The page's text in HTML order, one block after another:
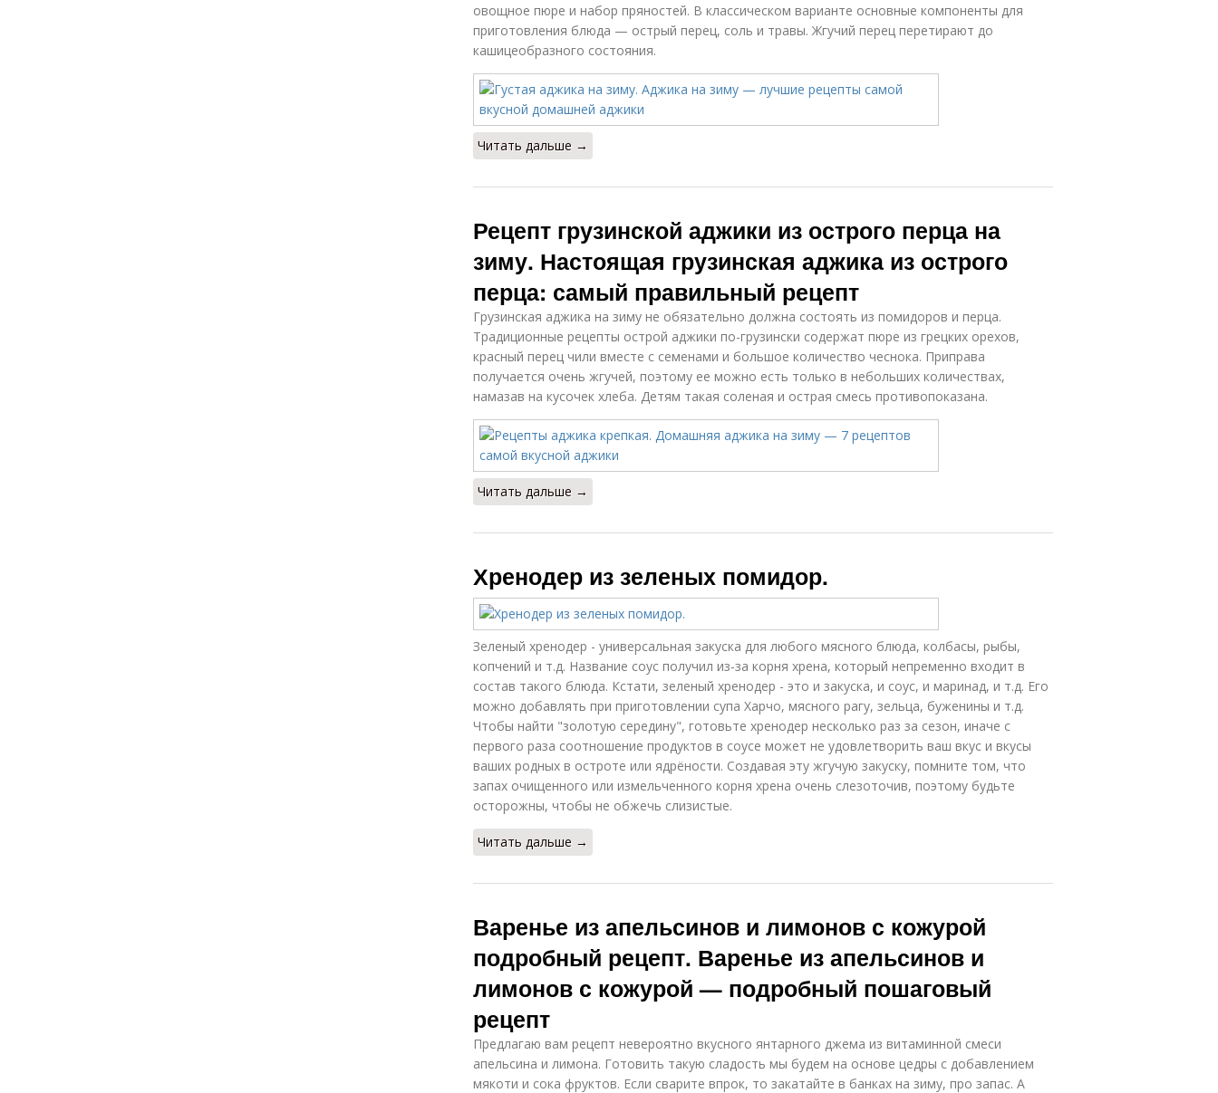
овощное пюре и набор пряностей. В классическом варианте основные компоненты для
приготовления блюда — острый перец, соль и травы. Жгучий перец перетирают до
кашицеобразного состояния.
Читать дальше →
Рецепт грузинской аджики из острого перца на
зиму. Настоящая грузинская аджика из острого
перца: самый правильный рецепт
Грузинская аджика на зиму не обязательно должна состоять из помидоров и перца.
Традиционные рецепты острой аджики по-грузински содержат пюре из грецких орехов,
красный перец чили вместе с семенами и большое количество чеснока. Приправа
получается очень жгучей, поэтому ее можно есть только в небольших количествах,
намазав на кусочек хлеба. Детям такая соленая и острая смесь противопоказана.
Читать дальше →
Хренодер из зеленых помидор.
Зеленый хренодер - универсальная закуска для любого мясного блюда, колбасы, рыбы,
копчений и т.д. Название соус получил из-за корня хрена, который непременно входит в
состав такого блюда. Кстати, зеленый хренодер - это и закуска, и соус, и маринад, и т.д. Его
можно добавлять при приготовлении супа Харчо, мясного рагу, зельца, буженины и т.д.
Чтобы найти "золотую середину", готовьте хренодер несколько раз за сезон, иначе с
первого раза соотношение продуктов в соусе может не удовлетворить ваш вкус и вкусы
ваших родных в остроте или ядрёности. Создавая эту жгучую закуску, помните том, что
запах очищенного или измельченного корня хрена очень слезоточив, поэтому будьте
осторожны, чтобы не обжечь слизистые.
Читать дальше →
Варенье из апельсинов и лимонов с кожурой
подробный рецепт. Варенье из апельсинов и
лимонов с кожурой — подробный пошаговый
рецепт
Предлагаю вам рецепт невероятно вкусного янтарного джема из витаминной смеси
апельсина и лимона. Готовить такую сладость мы будем на основе цедры с добавлением
мякоти и сока фруктов. Если сварите впрок, то закатайте в банках на зиму, про запас. А